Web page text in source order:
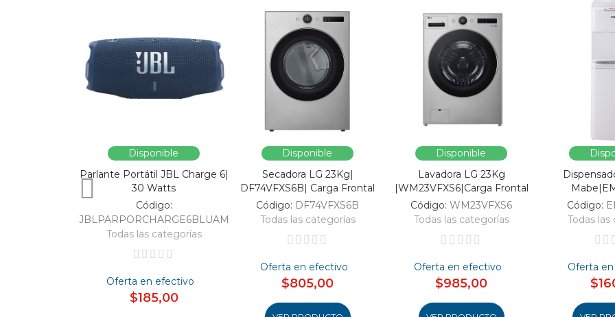
Disponible
Parlante Portátil JBL Charge 6|
30 Watts
Código:
JBLPARPORCHARGE6BLUAM
Todas las categorías
Oferta en efectivo
$185,00
Disponible
Secadora LG 23Kg|
DF74VFXS6B| Carga Frontal
Código: DF74VFXS6B
Todas las categorías
Oferta en efectivo
$805,00
Disponible
Lavadora LG 23Kg
|WM23VFXS6|Carga Frontal
Código: WM23VFXS6
Todas las categorías
Oferta en efectivo
$985,00
Código:
Todas
Oferta